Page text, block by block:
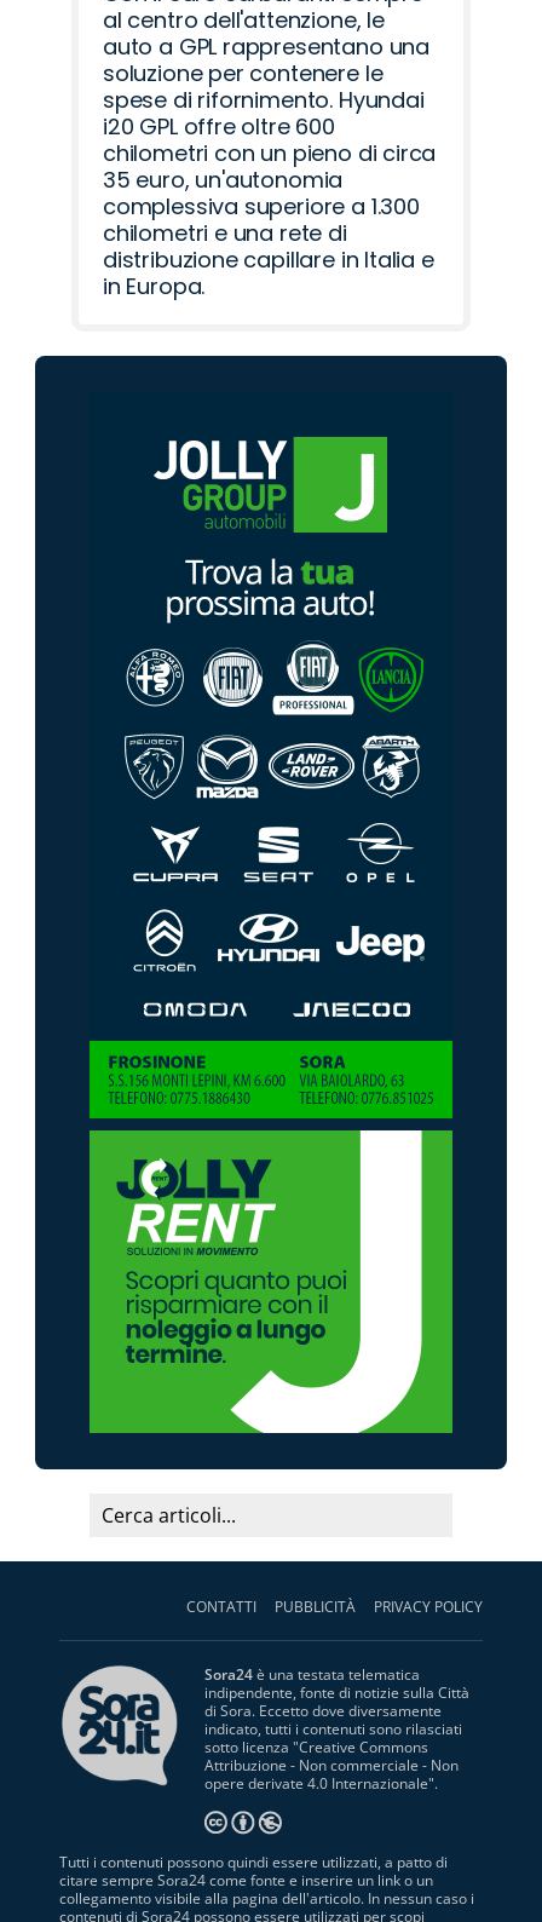
al centro dell'attenzione, le
auto a GPL rappresentano una
soluzione per contenere le
spese di rifornimento. Hyundai
i20 GPL offre oltre 600
chilometri con un pieno di circa
35 euro, un'autonomia
complessiva superiore a 1.300
chilometri e una rete di
distribuzione capillare in Italia e
in Europa.
CONTATTI PUBBLICITÀ PRIVACY POLICY
Sora24è una testata telematica
indipendente, fonte di notizie sulla Città
di Sora. Eccetto dove diversamente
indicato, tutti i contenuti sono rilasciati
sotto licenza "Creative Commons
Attribuzione - Non commerciale - Non
opere derivate 4.0 Internazionale".
Tutti i contenuti possono quindi essere utilizzati, a patto di
citare sempre Sora24 come fonte e inserire un link o un
collegamento visibile alla pagina dell'articolo. In nessun caso i
contenuti di Sora24 possono essere utilizzati per scopi